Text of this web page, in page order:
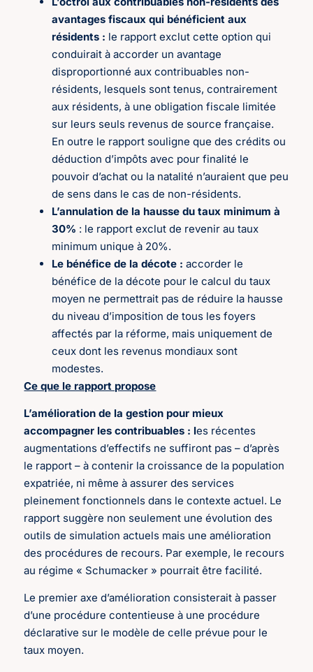
avantages fiscaux qui bénéficient aux
résidents : le rapport exclut cette option qui
conduirait à accorder un avantage
disproportionné aux contribuables non-
résidents, lesquels sont tenus, contrairement
aux résidents, à une obligation fiscale limitée
sur leurs seuls revenus de source française.
En outre le rapport souligne que des crédits ou
déduction d’impôts avec pour finalité le
pouvoir d’achat ou la natalité n’auraient que peu
de sens dans le cas de non-résidents.
L’annulation de la hausse du taux minimum à
30% : le rapport exclut de revenir au taux
minimum unique à 20%.
Le bénéfice de la décote :accorder le
bénéfice de la décote pour le calcul du taux
moyen ne permettrait pas de réduire la hausse
du niveau d’imposition de tous les foyers
affectés par la réforme, mais uniquement de
ceux dont les revenus mondiaux sont
modestes.
Ce que le rapport propose
L’amélioration de la gestion pour mieux
accompagner les contribuables : les récentes
augmentations d’effectifs ne suffiront pas – d’après
le rapport – à contenir la croissance de la population
expatriée, ni même à assurer des services
pleinement fonctionnels dans le contexte actuel. Le
rapport suggère non seulement une évolution des
outils de simulation actuels mais une amélioration
des procédures de recours. Par exemple, le recours
au régime « Schumacker » pourrait être facilité.
Le premier axe d’amélioration consisterait à passer
d’une procédure contentieuse à une procédure
déclarative sur le modèle de celle prévue pour le
taux moyen.